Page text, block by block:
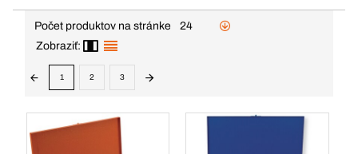
Počet produktov na stránke
24
Zobraziť:
1 2 3